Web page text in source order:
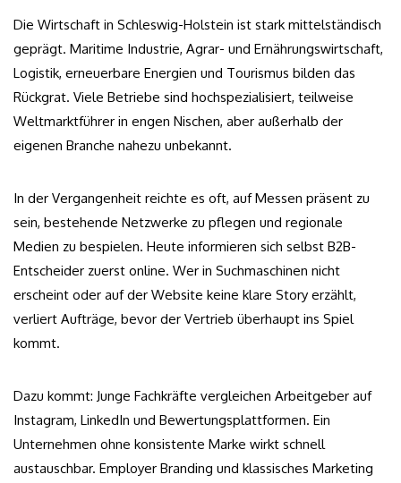
Die Wirtschaft in Schleswig-Holstein ist stark mittelständisch
geprägt. Maritime Industrie, Agrar- und Ernährungswirtschaft,
Logistik, erneuerbare Energien und Tourismus bilden das
Rückgrat. Viele Betriebe sind hochspezialisiert, teilweise
Weltmarktführer in engen Nischen, aber außerhalb der
eigenen Branche nahezu unbekannt.
In der Vergangenheit reichte es oft, auf Messen präsent zu
sein, bestehende Netzwerke zu pflegen und regionale
Medien zu bespielen. Heute informieren sich selbst B2B-
Entscheider zuerst online. Wer in Suchmaschinen nicht
erscheint oder auf der Website keine klare Story erzählt,
verliert Aufträge, bevor der Vertrieb überhaupt ins Spiel
kommt.
Dazu kommt: Junge Fachkräfte vergleichen Arbeitgeber auf
Instagram, LinkedIn und Bewertungsplattformen. Ein
Unternehmen ohne konsistente Marke wirkt schnell
austauschbar. Employer Branding und klassisches Marketing